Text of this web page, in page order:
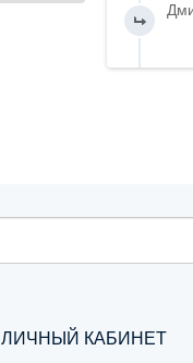
ЛИЧНЫЙ КАБИНЕТ